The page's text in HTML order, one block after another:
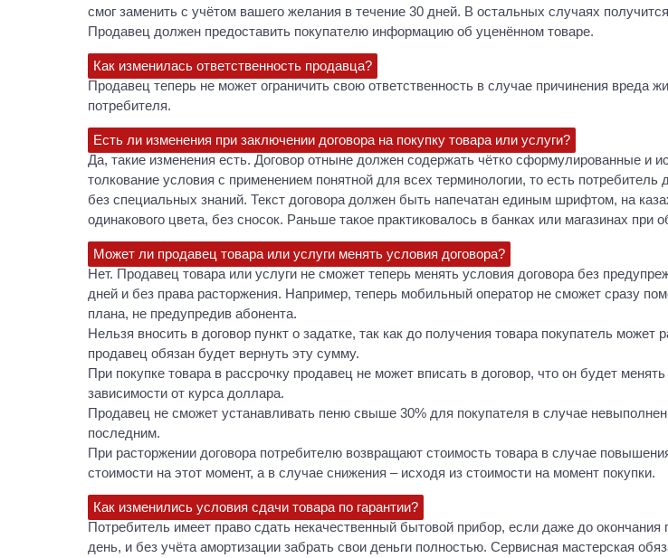
смог заменить с учётом вашего желания в течение 30 дней. В остальных случаях
Продавец должен предоставить покупателю информацию об уценённом товаре.
Как изменилась ответственность продавца?
Продавец теперь не может ограничить свою ответственность в случае причинения вреда
потребителя.
Есть ли изменения при заключении договора на покупку товара или услуги?
Да, такие изменения есть. Договор отныне должен содержать чётко сформулированные и
толкование условия с применением понятной для всех терминологии, то есть потребитель
без специальных знаний. Текст договора должен быть напечатан единым шрифтом, на
одинакового цвета, без сносок. Раньше такое практиковалось в банках или магазинах при
Может ли продавец товара или услуги менять условия договора?
Нет. Продавец товара или услуги не сможет теперь менять условия договора без
дней и без права расторжения. Например, теперь мобильный оператор не сможет сразу
плана, не предупредив абонента.
Нельзя вносить в договор пункт о задатке, так как до получения товара покупатель может
продавец обязан будет вернуть эту сумму.
При покупке товара в рассрочку продавец не может вписать в договор, что он будет
зависимости от курса доллара.
Продавец не сможет устанавливать пеню свыше 30% для покупателя в случае
последним.
При расторжении договора потребителю возвращают стоимость товара в случае
стоимости на этот момент, а в случае снижения – исходя из стоимости на момент покупки.
Как изменились условия сдачи товара по гарантии?
Потребитель имеет право сдать некачественный бытовой прибор, если даже до окончания
день, и без учёта амортизации забрать свои деньги полностью. Сервисная мастерская